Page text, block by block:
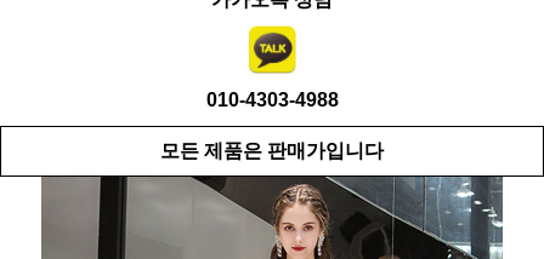
010-4303-4988
모든 제품은 판매가입니다